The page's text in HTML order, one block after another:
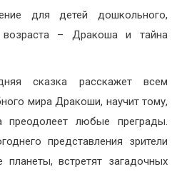
для детей дошкольного,
– Дракоша и тайна
сказка расскажет всем
мира Дракоши, научит тому,
преодолеет любые преграды.
представления зрители
планеты, встретят загадочных